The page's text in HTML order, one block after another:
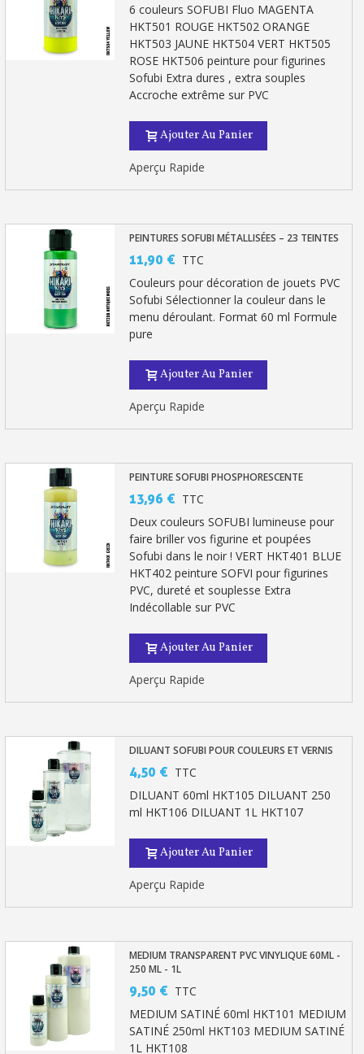
6 couleurs SOFUBI Fluo MAGENTA
HKT501 ROUGE HKT502 ORANGE
HKT503 JAUNE HKT504 VERT HKT505
ROSE HKT506 peinture pour figurines
Sofubi Extra dures , extra souples
Accroche extrême sur PVC
Ajouter Au Panier
Aperçu Rapide
PEINTURES SOFUBI MÉTALLISÉES – 23 TEINTES
11,90 € TTC
Couleurs pour décoration de jouets PVC
Sofubi Sélectionner la couleur dans le
menu déroulant. Format 60 ml Formule
pure
Ajouter Au Panier
Aperçu Rapide
PEINTURE SOFUBI PHOSPHORESCENTE
13,96 € TTC
Deux couleurs SOFUBI lumineuse pour
faire briller vos figurine et poupées
Sofubi dans le noir ! VERT HKT401 BLUE
HKT402 peinture SOFVI pour figurines
PVC, dureté et souplesse Extra
Indécollable sur PVC
Ajouter Au Panier
Aperçu Rapide
DILUANT SOFUBI POUR COULEURS ET VERNIS
4,50 € TTC
DILUANT 60ml HKT105 DILUANT 250
ml HKT106 DILUANT 1L HKT107
Ajouter Au Panier
Aperçu Rapide
MEDIUM TRANSPARENT PVC VINYLIQUE 60ML -
250 ML - 1L
9,50 € TTC
MEDIUM SATINÉ 60ml HKT101 MEDIUM
SATINÉ 250ml HKT103 MEDIUM SATINÉ
1L HKT108